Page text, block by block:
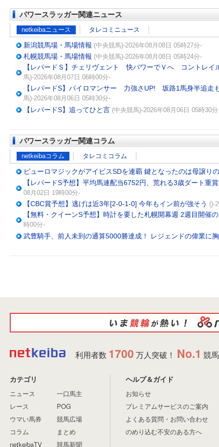
パワースラッガー関連ニュース
netkeibaニュース タレコミニュース
新潟競馬場・馬場情報 (中央競馬)-2026年08月08日 05時27分-
札幌競馬場・馬場情報 (中央競馬)-2026年08月08日 05時24分-
【レパードＳ】チェリヴェント 快パワーでＶへ コントレイ
馬)-2026年08月07日 06時00分-
【レパードS】パイロマンサー 力強さUP! 坂路1馬身半追走
馬)-2026年08月06日 05時30分-
【レパードS】追ってひと言 (中央競馬)-2026年08月06日 05時30分
パワースラッガー関連コラム
netkeibaコラム タレコミコラム
ピューロマジックがアイビスSDを連覇 鍵となったのは母譲り
【レパードS予想】平均馬連配当6752円、荒れる3歳ダート重
08月02日 19時00分-
【CBC賞予想】逃げは近3年[2-0-1-0] 今年もイン前が強そう ()-
【無料・クイーンS予想】時計を要した札幌開幕週 2週目開催
時00分-
武豊騎手、前人未到の通算5000勝達成！ レジェンドの偉業に
利用者数 1700 万人突破！ No.1 競
カテゴリ
ニュース
レース
ウマい馬券
コラム
netkeibaTV
一口馬主
POG
競馬広場
まとめ
競馬新聞
ヘルプ＆ガイド
お知らせ
プレミアムサービスのご案内
よくある質問・お問い合わせ
のめり込む不安のある方へ